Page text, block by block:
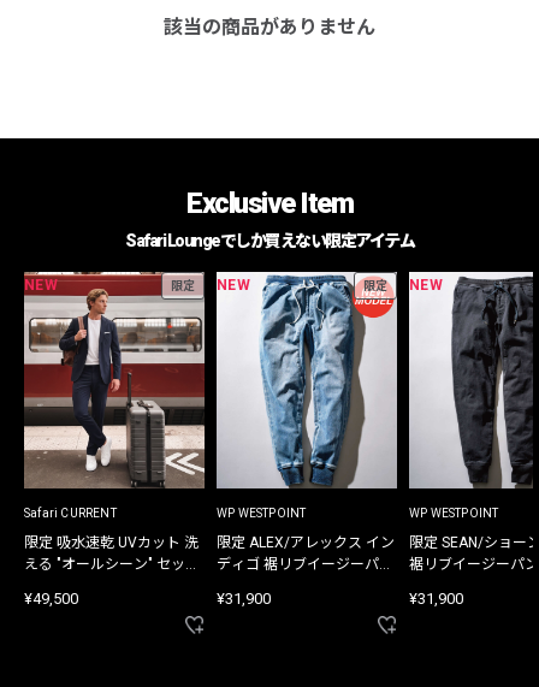
該当の商品がありません
Exclusive Item
Safari Loungeでしか買えない限定アイテム
NEW 限定
Safari CURRENT
限定 吸水速乾 UVカット 洗
える "オールシーン" セット
¥49,500
NEW 限定
WP WESTPOINT
限定 ALEX/アレックス イン
ディゴ 裾リブイージーパン
¥31,900
NEW
WP WESTPOINT
限定 SEAN/ショー
裾リブイージーパ
¥31,900